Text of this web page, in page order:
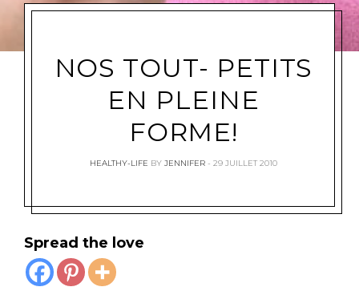
NOS TOUT- PETITS
EN PLEINE
FORME!
HEALTHY-LIFE BY JENNIFER 29 JUILLET 2010
Spread the love